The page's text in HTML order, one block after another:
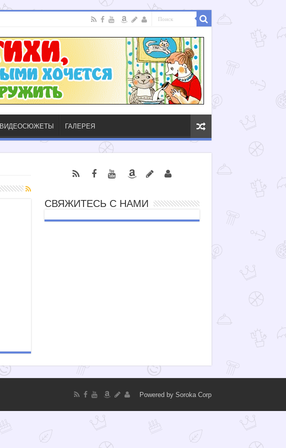
ВИДЕОСЮЖЕТЫ ГАЛЕРЕЯ
СВЯЖИТЕСЬ С НАМИ
Powered by Soroka Corp